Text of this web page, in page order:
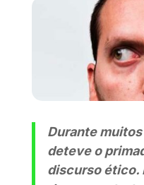
Durante
deteve o
discurso ético.